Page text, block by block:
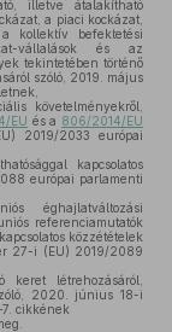
illetve átalakítható
a piaci kockázat,
kollektív befektetési
vállalások és az
tekintetében történő
szóló, 2019. május
követelményekről,
EU és a 806/2014/EU
2019/2033 európai
kapcsolatos
európai parlamenti
éghajlatváltozási
referenciamutatók
közzétételek
27-i (EU) 2019/2089
keret létrehozásáról,
2020. június 18-i
cikkének